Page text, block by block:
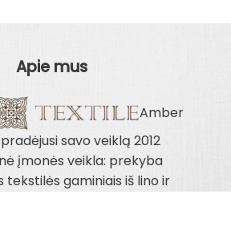
Apie mus
Amber
savo veiklą 2012
įmonės veikla: prekyba
tekstilės gaminiais iš lino ir